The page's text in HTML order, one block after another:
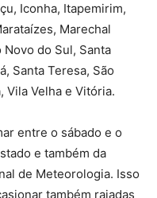
Iconha, Itapemirim,
Marechal
Novo do Sul, Santa
Santa Teresa, São
Vila Velha e Vitória.
entre o sábado e o
e também da
de Meteorologia. Isso
também rajadas